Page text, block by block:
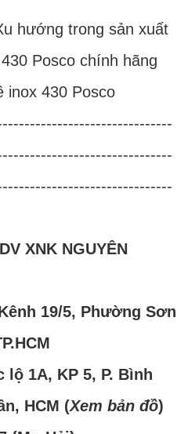
hướng trong sản xuất
Posco chính hãng
inox 430 Posco
XNK NGUYÊN
19/5, Phường Sơn
lộ 1A, KP 5, P. Bình
HCM (Xem bản đồ)